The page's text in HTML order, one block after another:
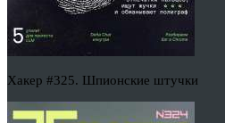
Хакер #325. Шпионские штучки